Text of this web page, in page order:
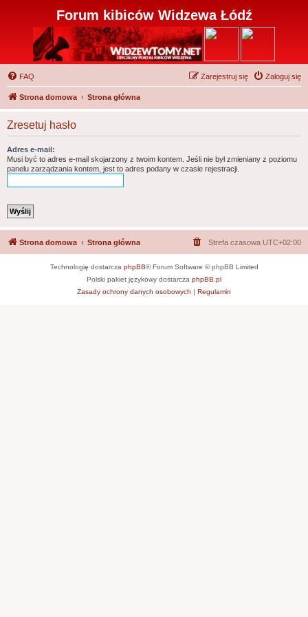
Forum kibiców Widzewa Łódź
FAQ Zaloguj się
Zarejestruj się
Strona domowa Strona główna
Zresetuj hasło
Adres e-mail:
Musi być to adres e-mail skojarzony z twoim kontem. Jeśli nie był zmieniany z poziomu
panelu zarządzania kontem, jest to adres podany w czasie rejestracji.
Strona domowa Strona główna Strefa czasowa UTC+02:00
Technologię dostarcza phpBB® Forum Software © phpBB Limited
Polski pakiet językowy dostarcza phpBB.pl
Zasady ochrony danych osobowych | Regulamin